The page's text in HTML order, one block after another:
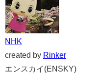
NHK
created by Rinker
エンスカイ(ENSKY)